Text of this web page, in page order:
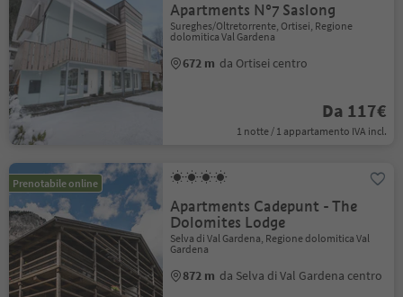
Apartments N°7 Saslong
Sureghes/Oltretorrente, Ortisei, Regione
dolomitica Val Gardena
672 m da Ortisei centro
Da 117€
1 notte / 1 appartamento IVA incl.
Prenotabile online
Apartments Cadepunt - The
Dolomites Lodge
Selva di Val Gardena, Regione dolomitica Val
Gardena
872 m da Selva di Val Gardena centro